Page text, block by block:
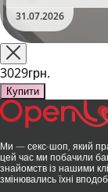
та вже встиг стати
на міжнародній
Shanghai-
поєднання
та бездога..
31.07.2026
3029грн.
Купити
Ми — секс-шоп, який
цей час ми побачили
знайомств із нашими
змінювались їхні